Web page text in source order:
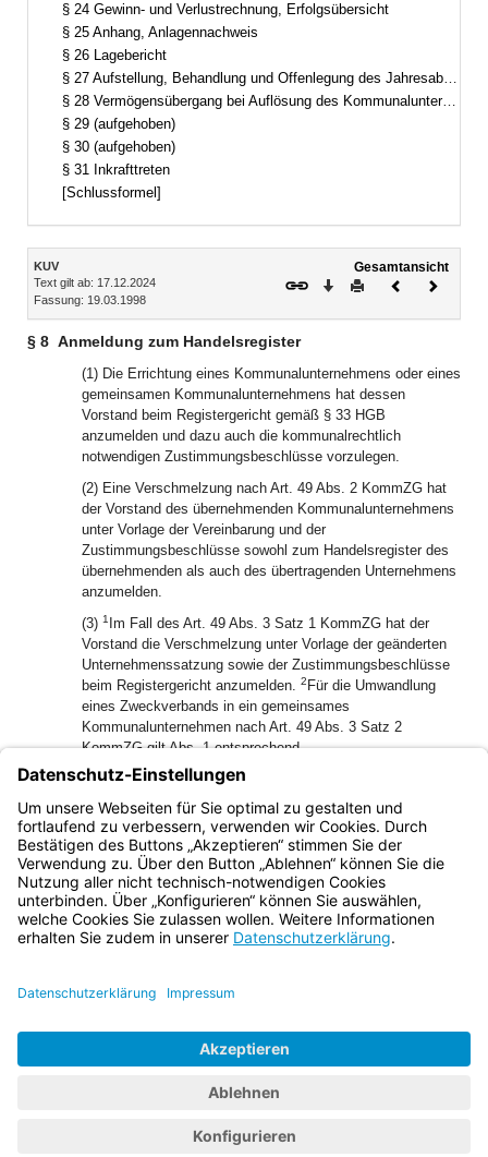
§ 24 Gewinn- und Verlustrechnung, Erfolgsübersicht
§ 25 Anhang, Anlagennachweis
§ 26 Lagebericht
§ 27 Aufstellung, Behandlung und Offenlegung des Jahresabschlusses und des Lageberichts
§ 28 Vermögensübergang bei Auflösung des Kommunalunternehmens
§ 29 (aufgehoben)
§ 30 (aufgehoben)
§ 31 Inkrafttreten
[Schlussformel]
Inhalt
KUV
Text gilt ab: 17.12.2024
Fassung: 19.03.1998
Gesamtansicht
Download
DruckenVorheriges
§ 8 Anmeldung zum Handelsregister
(1) Die Errichtung eines Kommunalunternehmens oder eines
gemeinsamen Kommunalunternehmens hat dessen
Vorstand beim Registergericht gemäß § 33 HGB
anzumelden und dazu auch die kommunalrechtlich
notwendigen Zustimmungsbeschlüsse vorzulegen.
(2) Eine Verschmelzung nach Art. 49 Abs. 2 KommZG hat
der Vorstand des übernehmenden Kommunalunternehmens
unter Vorlage der Vereinbarung und der
Zustimmungsbeschlüsse sowohl zum Handelsregister des
übernehmenden als auch des übertragenden Unternehmens
anzumelden.
(3) 1 Im Fall des Art. 49 Abs. 3 Satz 1 KommZG hat der
Vorstand die Verschmelzung unter Vorlage der geänderten
Unternehmenssatzung sowie der Zustimmungsbeschlüsse
beim Registergericht anzumelden. 2 Für die Umwandlung
eines Zweckverbands in ein gemeinsames
Kommunalunternehmen nach Art. 49 Abs. 3 Satz 2
KommZG gilt Abs. 1 entsprechend.
(4) Für Änderungen gilt § 34 HGB entsprechend.
(5) Die Vorschrift des § 22 Umwandlungsgesetz (UmwG) ist
nicht entsprechend anwendbar.
Bayern.de
BayernPortal
Impressum